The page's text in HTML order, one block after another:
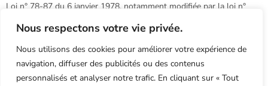
Nous respectons votre vie privée.
Nous utilisons des cookies pour améliorer votre expérience de
navigation, diffuser des publicités ou des contenus
personnalisés et analyser notre trafic. En cliquant sur « Tout
Loi n° 78-87 du 6 janvier 1978, notamment modifiée par la loi n°
aux libertés. Loi n° 2004-575 du 21 juin 2004 pour la confiance dans
l’économie numérique.
11. Lexique.